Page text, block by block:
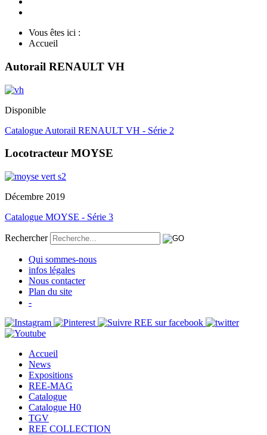
Vous êtes ici :
Accueil
Autorail RENAULT VH
Disponible
Catalogue Autorail RENAULT VH - Série 2
Locotracteur MOYSE
Décembre 2019
Catalogue MOYSE - Série 3
Rechercher
Qui sommes-nous
infos légales
Nous contacter
Plan du site
-
Accueil
News
Expositions
REE-MAG
Catalogue
Catalogue H0
TGV
REE COLLECTION